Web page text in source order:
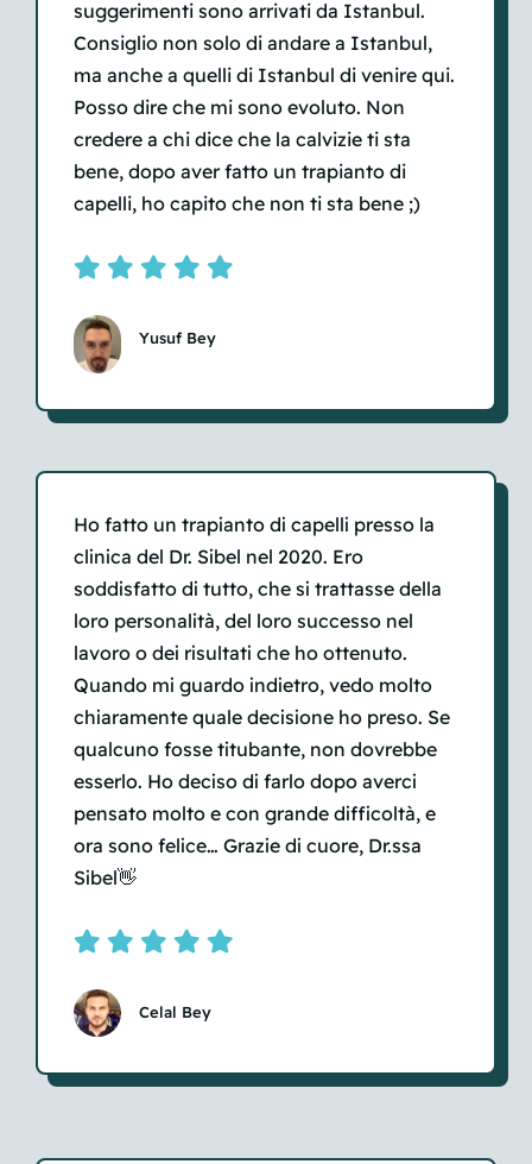
suggerimenti sono arrivati ​​da Istanbul.
Consiglio non solo di andare a Istanbul,
ma anche a quelli di Istanbul di venire qui.
Posso dire che mi sono evoluto. Non
credere a chi dice che la calvizie ti sta
bene, dopo aver fatto un trapianto di
capelli, ho capito che non ti sta bene ;)
Yusuf Bey
Ho fatto un trapianto di capelli presso la
clinica del Dr. Sibel nel 2020. Ero
soddisfatto di tutto, che si trattasse della
loro personalità, del loro successo nel
lavoro o dei risultati che ho ottenuto.
Quando mi guardo indietro, vedo molto
chiaramente quale decisione ho preso. Se
qualcuno fosse titubante, non dovrebbe
esserlo. Ho deciso di farlo dopo averci
pensato molto e con grande difficoltà, e
ora sono felice… Grazie di cuore, Dr.ssa
Sibel👋
Celal Bey